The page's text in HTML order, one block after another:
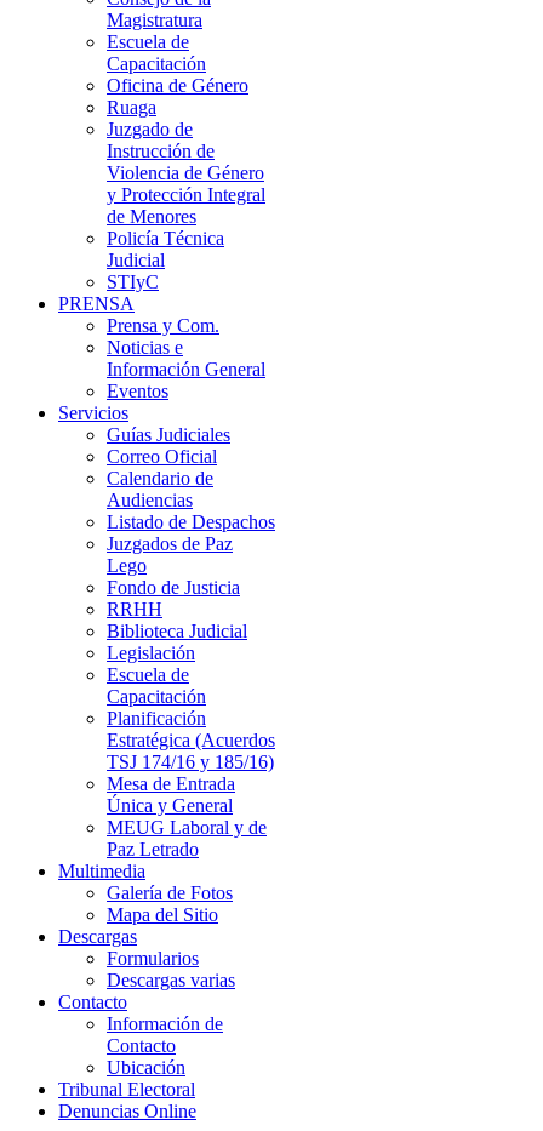
Magistratura
Escuela de
Capacitación
Oficina de Género
Ruaga
Juzgado de
Instrucción de
Violencia de Género
y Protección Integral
de Menores
Policía Técnica
Judicial
STIyC
PRENSA
Prensa y Com.
Noticias e
Información General
Eventos
Servicios
Guías Judiciales
Correo Oficial
Calendario de
Audiencias
Listado de Despachos
Juzgados de Paz
Lego
Fondo de Justicia
RRHH
Biblioteca Judicial
Legislación
Escuela de
Capacitación
Planificación
Estratégica (Acuerdos
TSJ 174/16 y 185/16)
Mesa de Entrada
Única y General
MEUG Laboral y de
Paz Letrado
Multimedia
Galería de Fotos
Mapa del Sitio
Descargas
Formularios
Descargas varias
Contacto
Información de
Contacto
Ubicación
Tribunal Electoral
Denuncias Online